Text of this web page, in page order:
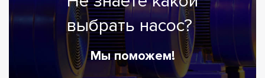
выбрать насос?
Мы поможем!